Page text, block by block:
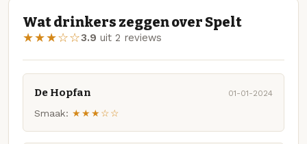
Wat drinkers zeggen over Spelt
★★★☆☆3.9 uit 2 reviews
De Hopfan 01-01-2024
Smaak: ★★★☆☆